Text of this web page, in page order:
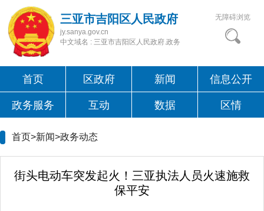
三亚市吉阳区人民政府
jy.sanya.gov.cn
中文域名 : 三亚市吉阳区人民政府.政务
无障碍浏览
首页 区政府 新闻 信息公开
政务服务 互动 数据 区情
首页>新闻>政务动态
街头电动车突发起火！三亚执法人员火速施救
保平安